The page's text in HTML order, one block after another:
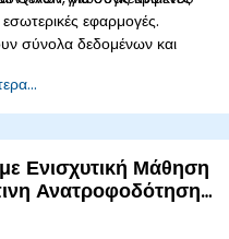
εσωτερικές εφαρμογές.
σύνολα δεδομένων και
Mistral και Qwen.
εργασίας fine-tuning
τις βιβλιοθήκες Hugging
και PEFT.
και αναπτύσσουν
έχουν υποστεί fine-tuning σε
Ενισχυτική Μάθηση
Ανατροφοδότηση